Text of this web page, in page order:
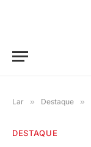
Lar » Destaque »
DESTAQUE